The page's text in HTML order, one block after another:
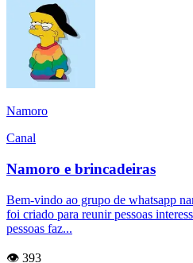
Namoro
Canal
Namoro e brincadeiras
Bem-vindo ao grupo de whatsapp
foi criado para reunir pessoas
pessoas faz...
👁️ 393